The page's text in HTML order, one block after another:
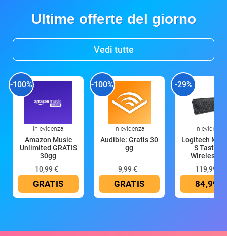
Ultime offerte del giorno
Vedi tutte
-100%
In evidenza
Amazon Music
Unlimited GRATIS
30gg
10,99 €
GRATIS
-100%
In evidenza
Audible: Gratis 30
gg
9,99 €
GRATIS
-29%
In evidenza
Logitech MX
S Tastiera
Wireless
119,99 €
84,99 €